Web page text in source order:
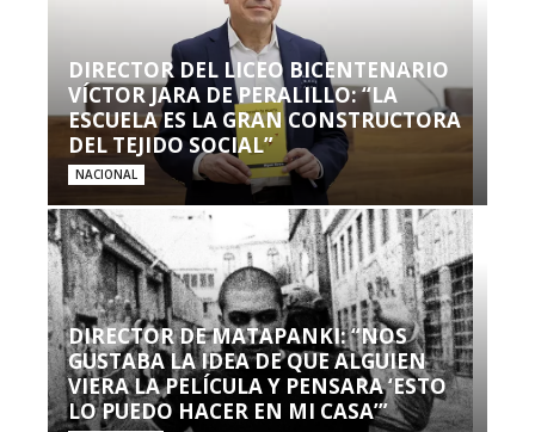
DIRECTOR DEL LICEO BICENTENARIO
VÍCTOR JARA DE PERALILLO: “LA
ESCUELA ES LA GRAN CONSTRUCTORA
DEL TEJIDO SOCIAL”
NACIONAL
DIRECTOR DE MATAPANKI: “NOS
GUSTABA LA IDEA DE QUE ALGUIEN
VIERA LA PELÍCULA Y PENSARA ‘ESTO
LO PUEDO HACER EN MI CASA’”